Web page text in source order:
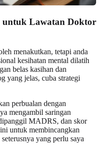
untuk Lawatan Doktor
menakutkan, tetapi anda
kesihatan mental dilatih
belas kasihan dan
yang jelas, cuba strategi
perbualan dengan
mengambil saringan
MADRS, dan skor
untuk membincangkan
yang perlu saya